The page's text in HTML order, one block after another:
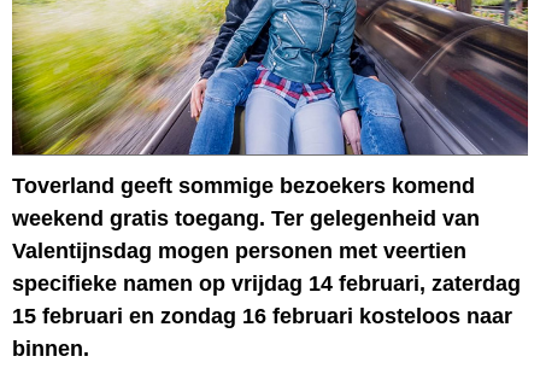
Toverland geeft sommige bezoekers komend
weekend gratis toegang. Ter gelegenheid van
Valentijnsdag mogen personen met veertien
specifieke namen op vrijdag 14 februari, zaterdag
15 februari en zondag 16 februari kosteloos naar
binnen.